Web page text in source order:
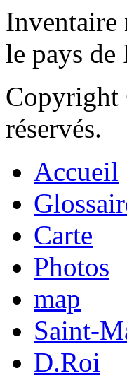
Inventaire
le pays de
Copyright
réservés.
Accueil
Carte
Photos
map
Saint-
D.Roi